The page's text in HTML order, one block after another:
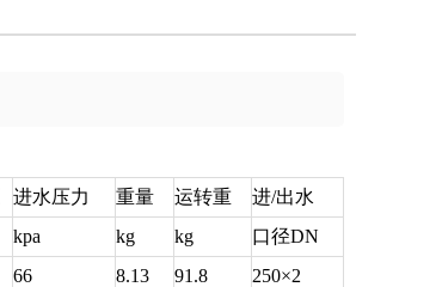
进水压力 重量 运转重
进/出水
kpa kg kg
口径DN
66 8.13 91.8
250×2